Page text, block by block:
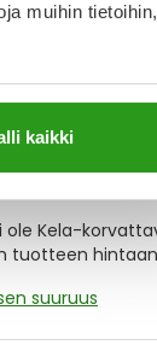
muihin
kaikki
Lisää tuote
ja
Kela-
tuotteen
suuruus